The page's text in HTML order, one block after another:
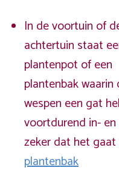
In de voortuin of
achtertuin staat
plantenpot of een
plantenbak waarin
wespen een gat
voortdurend in-
zeker dat het
plantenbak